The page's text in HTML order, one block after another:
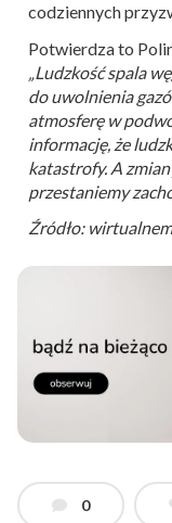
codziennych
Potwierdza to
„Ludzkość spala
do uwolnienia
atmosferę w
informację, że
katastrofy. A
przestaniemy
Źródło:
0